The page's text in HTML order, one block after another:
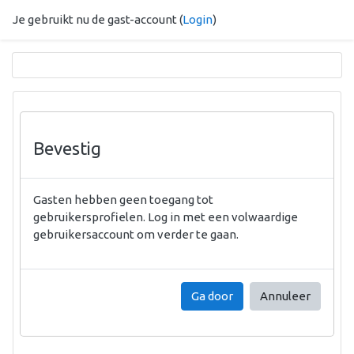
Je gebruikt nu de gast-account (Login)
Bevestig
Gasten hebben geen toegang tot
gebruikersprofielen. Log in met een volwaardige
gebruikersaccount om verder te gaan.
Ga door Annuleer